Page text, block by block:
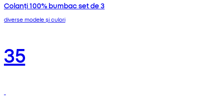
Colanți 100% bumbac set de 3
diverse modele și culori
35